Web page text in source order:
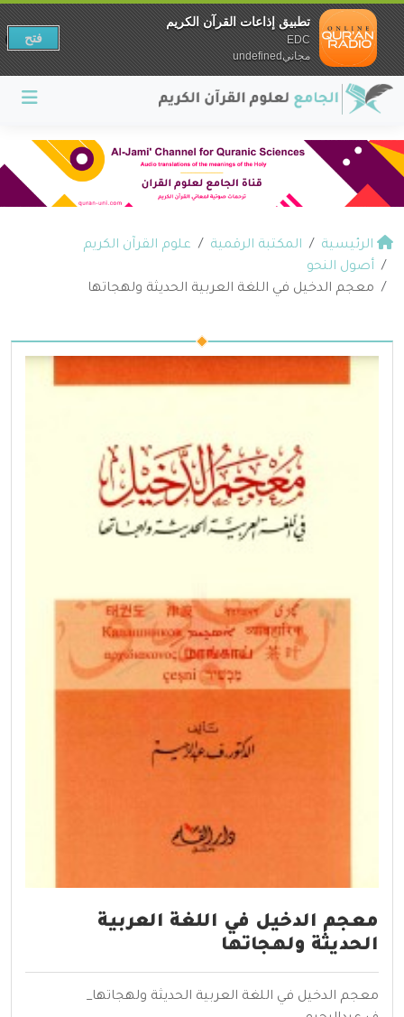
الرئيسية المكتبة الرقمية
علوم القرآن الكريم
أصول النحو
معجم الدخيل في اللغة العربية الحديثة ولهجاتها
معجم الدخيل في اللغة العربية
الحديثة ولهجاتها
معجم الدخيل في اللغة العربية الحديثة ولهجاتها_
تطبيق إذاعات القرآن الكريم
EDC
مجانيundefined
فتح